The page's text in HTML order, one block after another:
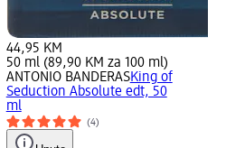
44,95 KM
50 ml (89,90 KM za 100 ml)
ANTONIO BANDERASKing of
Seduction Absolute edt, 50
ml
(4)